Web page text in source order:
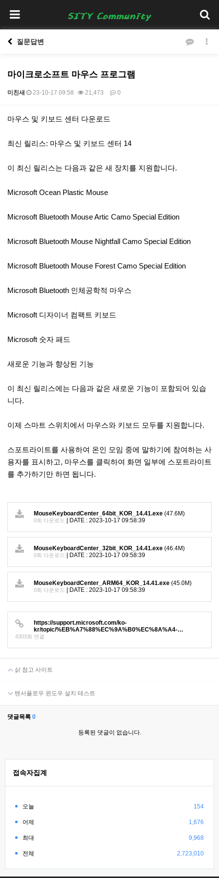
질문답변
마이크로소프트 마우스 프로그램
미친새 23-10-17 09:58 21,473 0
본문
마우스 및 키보드 센터 다운로드
최신 릴리스: 마우스 및 키보드 센터 14
이 최신 릴리스는 다음과 같은 새 장치를 지원합니다.
Microsoft Ocean Plastic Mouse
Microsoft Bluetooth Mouse Artic Camo Special Edition
Microsoft Bluetooth Mouse Nightfall Camo Special Edition
Microsoft Bluetooth Mouse Forest Camo Special Edition
Microsoft Bluetooth 인체공학적 마우스
Microsoft 디자이너 컴팩트 키보드
Microsoft 숫자 패드
새로운 기능과 향상된 기능
이 최신 릴리스에는 다음과 같은 새로운 기능이 포함되어 있습
니다.
이제 스마트 스위치에서 마우스와 키보드 모두를 지원합니다.
스포트라이트를 사용하여 온인 모임 중에 말하기에 참여하는 사
용자를 표시하고, 마우스를 클릭하여 화면 일부에 스포트라이트
를 추가하기만 하면 됩니다.
MouseKeyboardCenter_64bit_KOR_14.41.exe (47.6M)
0회 다운로드 DATE : 2023-10-17 09:58:39
MouseKeyboardCenter_32bit_KOR_14.41.exe (46.4M)
0회 다운로드 DATE : 2023-10-17 09:58:39
MouseKeyboardCenter_ARM64_KOR_14.41.exe (45.0M)
0회 다운로드 DATE : 2023-10-17 09:58:39
https://support.microsoft.com/ko-
kr/topic/%EB%A7%88%EC%9A%B0%EC%8A%A4-…
4303회 연결
삵 참고 사이트
텐서플로우 윈도우 설치 테스트
댓글목록 0
등록된 댓글이 없습니다.
접속자집계
오늘 154
어제 1,676
최대 9,968
전체 2,723,010